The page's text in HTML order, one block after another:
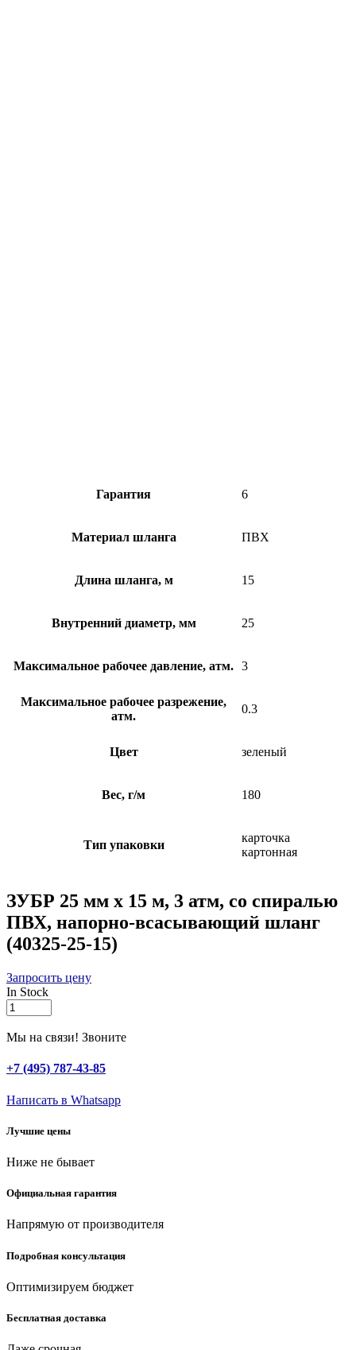
Гарантия 6
Материал шланга ПВХ
Длина шланга, м 15
Внутренний диаметр, мм 25
Максимальное рабочее давление, атм. 3
Максимальное рабочее разрежение,
атм.
0.3
Цвет зеленый
Вес, г/м 180
Тип упаковки
карточка
картонная
ЗУБР 25 мм x 15 м, 3 атм, со спиралью
ПВХ, напорно-всасывающий шланг
(40325-25-15)
Запросить цену
In Stock
ЗУБР
25
мм
15
м,
атм,
спиралью
напорно-
шланг
25-
Мы на связи! Звоните
+7 (495) 787-43-85
Написать в Whatsapp
Лучшие цены
Ниже не бывает
Официальная гарантия
Напрямую от производителя
Подробная консультация
Оптимизируем бюджет
Бесплатная доставка